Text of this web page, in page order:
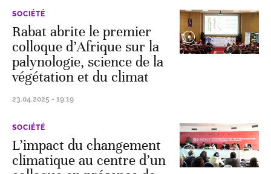
SOCIÉTÉ
Rabat abrite le premier
colloque d’Afrique sur la
palynologie, science de la
végétation et du climat
23.04.2025 - 19:19
SOCIÉTÉ
L’impact du changement
climatique au centre d’un